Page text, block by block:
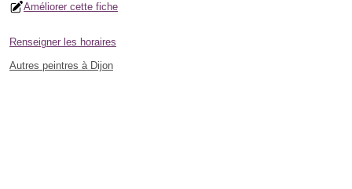
Améliorer cette fiche
Renseigner les horaires
Autres peintres à Dijon